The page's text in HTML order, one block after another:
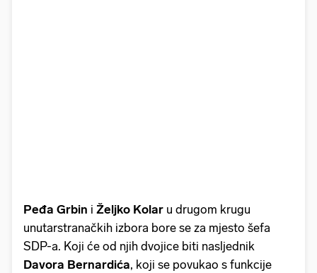
Peđa Grbin i Željko Kolar u drugom krugu
unutarstranačkih izbora bore se za mjesto šefa
SDP-a. Koji će od njih dvojice biti nasljednik
Davora Bernardića, koji se povukao s funkcije